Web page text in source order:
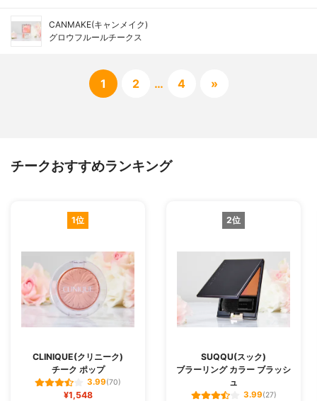
CANMAKE(キャンメイク)
グロウフルールチークス
1 2 … 4 »
チークおすすめランキング
1位
CLINIQUE(クリニーク)
チーク ポップ
3.99(70)
¥1,548
2位
SUQQU(スック)
ブラーリング カラー ブラッシ
ュ
3.99(27)